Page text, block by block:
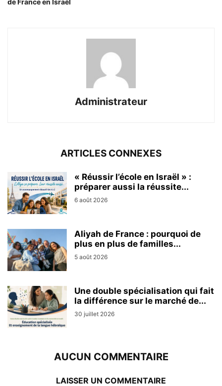
Administrateur
ARTICLES CONNEXES
« Réussir l’école en Israël » :
préparer aussi la réussite...
6 août 2026
Aliyah de France : pourquoi de
plus en plus de familles...
5 août 2026
Une double spécialisation qui fait
la différence sur le marché de...
30 juillet 2026
AUCUN COMMENTAIRE
LAISSER UN COMMENTAIRE